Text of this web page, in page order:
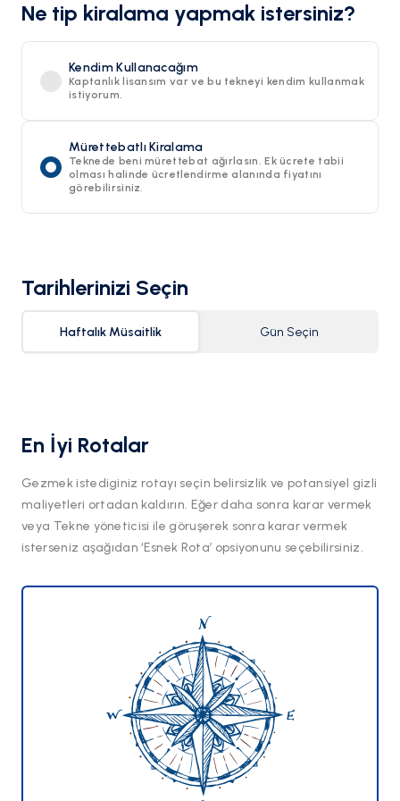
Ne tip kiralama yapmak istersiniz?
Kendim Kullanacağım
Kaptanlık lisansım var ve bu tekneyi kendim kullanmak
istiyorum.
Mürettebatlı Kiralama
Teknede beni mürettebat ağırlasın. Ek ücrete tabii
olması halinde ücretlendirme alanında fiyatını
görebilirsiniz.
Tarihlerinizi Seçin
Haftalık Müsaitlik Gün Seçin
En İyi Rotalar
Gezmek istediginiz rotayı seçin belirsizlik ve potansiyel gizli
maliyetleri ortadan kaldırın. Eğer daha sonra karar vermek
veya Tekne yöneticisi ile göruşerek sonra karar vermek
isterseniz aşağıdan ‘Esnek Rota’ opsiyonunu seçebilirsiniz.